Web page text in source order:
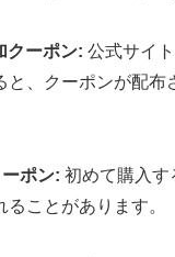
クーポン: 公式サイ
と、クーポンが配布
ポン: 初めて購入す
ことがあります。